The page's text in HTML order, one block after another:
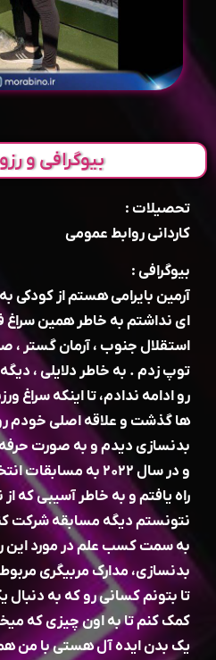
بیوگرافی و
تحصیلات :
کاردانی روابط عمومی
بیوگرافی :
آرمین بایرامی هستم از کودکی
ای نداشتم به خاطر همین سراغ
استقلال جنوب ، آرمان گستر ،
توپ زدم . به خاطر دلایلی ،
رو ادامه ندادم، تا اینکه
ها گذشت و علاقه اصلی خودم
بدنسازی دیدم و به صورت حرفه
و در سال ۲۰۲۲ به
راه یافتم و به خاطر آسیبی که
نتونستم دیگه مسابقه شرکت
به سمت کسب علم در مورد این
بدنسازی، مدارک مربیگری
تا بتونم کسانی رو که به
کمک کنم تا به اون چیزی که
یک بدن ایده آل هستی با من